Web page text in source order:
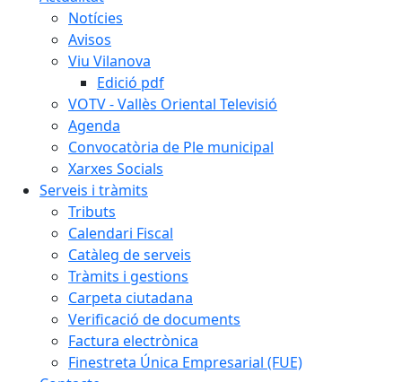
Notícies
Avisos
Viu Vilanova
Edició pdf
VOTV - Vallès Oriental Televisió
Agenda
Convocatòria de Ple municipal
Xarxes Socials
Serveis i tràmits
Tributs
Calendari Fiscal
Catàleg de serveis
Tràmits i gestions
Carpeta ciutadana
Verificació de documents
Factura electrònica
Finestreta Única Empresarial (FUE)